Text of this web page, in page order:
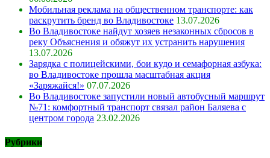
Мобильная реклама на общественном транспорте: как
раскрутить бренд во Владивостоке 13.07.2026
Во Владивостоке найдут хозяев незаконных сбросов в
реку Объяснения и обяжут их устранить нарушения
13.07.2026
Зарядка с полицейскими, бои кудо и семафорная азбука:
во Владивостоке прошла масштабная акция
«Заряжайся!» 07.07.2026
Во Владивостоке запустили новый автобусный маршрут
№71: комфортный транспорт связал район Баляева с
центром города 23.02.2026
Рубрики